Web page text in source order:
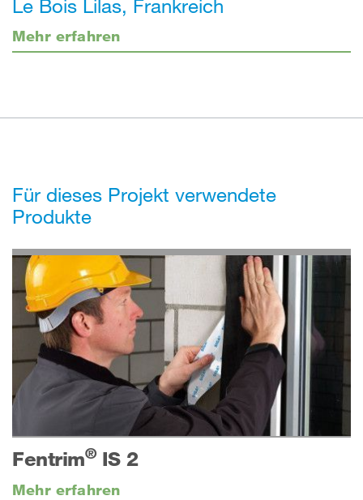
Le Bois Lilas, Frankreich
Mehr erfahren
Für dieses Projekt verwendete
Produkte
Fentrim®IS 2
Mehr erfahren